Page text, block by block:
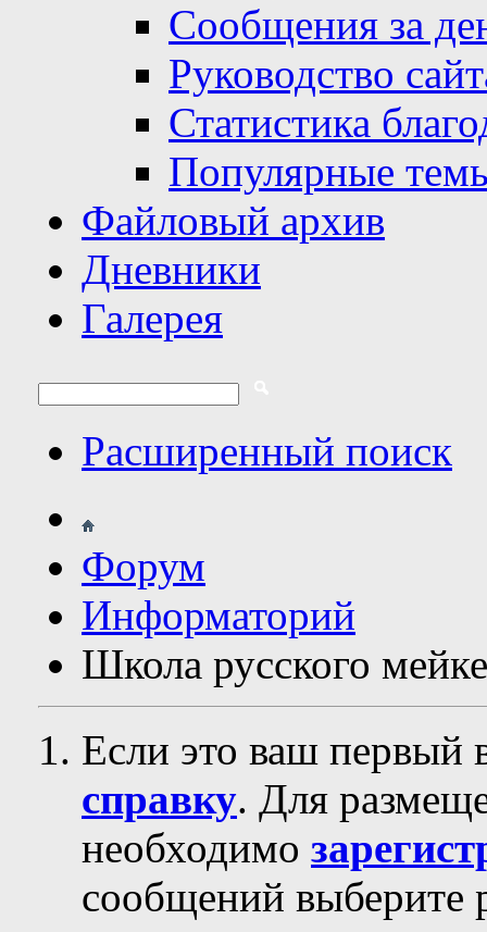
Сообщения за
Руководство
Статистика
Популярные
Файловый архив
Дневники
Галерея
Расширенный поиск
Форум
Информаторий
Школа русского
Если это ваш первый
справку. Для
необходимо
сообщений выберите